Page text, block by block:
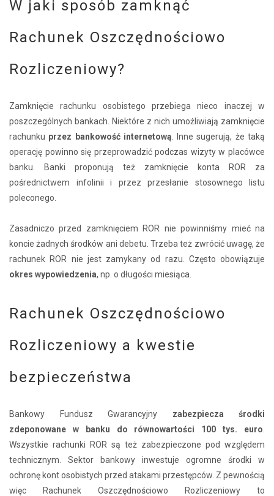
W jaki sposób zamknąć
Rachunek Oszczędnościowo
Rozliczeniowy?
Zamknięcie rachunku osobistego przebiega nieco inaczej w
poszczególnych bankach. Niektóre z nich umożliwiają zamknięcie
rachunku przez bankowość internetową . Inne sugerują, że taką
operację powinno się przeprowadzić podczas wizyty w placówce
banku. Banki proponują też zamknięcie konta ROR za
pośrednictwem infolinii i przez przesłanie stosownego listu
poleconego.
Zasadniczo przed zamknięciem ROR nie powinniśmy mieć na
koncie żadnych środków ani debetu. Trzeba też zwrócić uwagę, że
rachunek ROR nie jest zamykany od razu. Często obowiązuje
okres wypowiedzenia, np. o długości miesiąca.
Rachunek Oszczędnościowo
Rozliczeniowy a kwestie
bezpieczeństwa
Bankowy Fundusz Gwarancyjny zabezpiecza środki
zdeponowane w banku do równowartości 100 tys. euro
Wszystkie rachunki ROR są też zabezpieczone pod względem
technicznym. Sektor bankowy inwestuje ogromne środki w
ochronę kont osobistych przed atakami przestępców. Z pewnością
więc Rachunek Oszczędnościowo Rozliczeniowy to